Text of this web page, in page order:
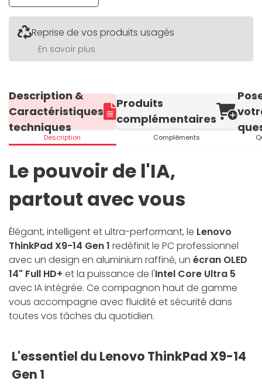
Reprise de vos produits usagés
En savoir plus
Description &
Caractéristiques
techniques
Description
Produits
complémentaires
Compléments
Le pouvoir de l'IA,
partout avec vous
Élégant, intelligent et ultra-performant, le Lenovo
ThinkPad X9-14 Gen 1 redéfinit le PC professionnel
avec un design en aluminium raffiné, un écran OLED
14" Full HD+ et la puissance de l'Intel Core Ultra 5
avec IA intégrée. Ce compagnon haut de gamme
vous accompagne avec fluidité et sécurité dans
toutes vos tâches du quotidien.
L'essentiel du Lenovo ThinkPad X9-14
Gen 1